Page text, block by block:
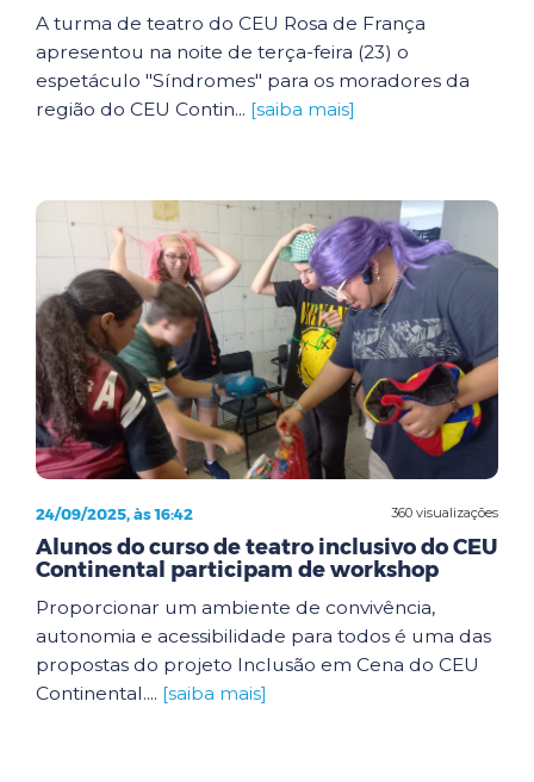
A turma de teatro do CEU Rosa de França
apresentou na noite de terça-feira (23) o
espetáculo "Síndromes" para os moradores da
região do CEU Contin... [saiba mais]
360 visualizações
24/09/2025, às 16:42
Alunos do curso de teatro inclusivo do CEU
Continental participam de workshop
Proporcionar um ambiente de convivência,
autonomia e acessibilidade para todos é uma das
propostas do projeto Inclusão em Cena do CEU
Continental.... [saiba mais]